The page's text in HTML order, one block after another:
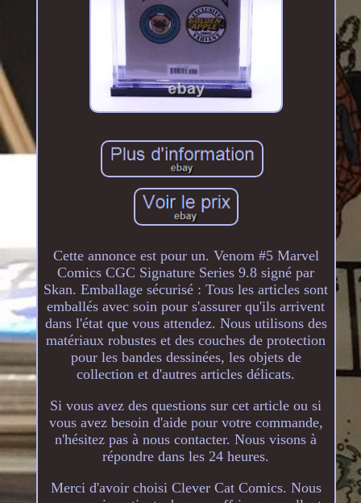
Cette annonce est pour un. Venom #5 Marvel
Comics CGC Signature Series 9.8 signé par
Skan. Emballage sécurisé : Tous les articles sont
emballés avec soin pour s'assurer qu'ils arrivent
dans l'état que vous attendez. Nous utilisons des
matériaux robustes et des couches de protection
pour les bandes dessinées, les objets de
collection et d'autres articles délicats.
Si vous avez des questions sur cet article ou si
vous avez besoin d'aide pour votre commande,
n'hésitez pas à nous contacter. Nous visons à
répondre dans les 24 heures.
Merci d'avoir choisi Clever Cat Comics. Nous